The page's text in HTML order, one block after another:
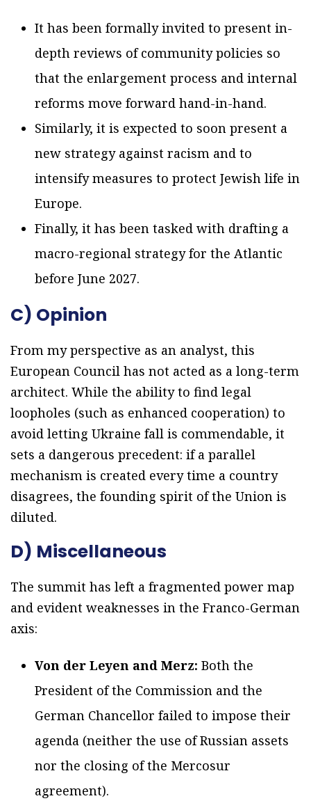
It has been formally invited to present in-
depth reviews of community policies so
that the enlargement process and internal
reforms move forward hand-in-hand.
Similarly, it is expected to soon present a
new strategy against racism and to
intensify measures to protect Jewish life in
Europe.
Finally, it has been tasked with drafting a
macro-regional strategy for the Atlantic
before June 2027.
C) Opinion
From my perspective as an analyst, this
European Council has not acted as a long-term
architect. While the ability to find legal
loopholes (such as enhanced cooperation) to
avoid letting Ukraine fall is commendable, it
sets a dangerous precedent: if a parallel
mechanism is created every time a country
disagrees, the founding spirit of the Union is
diluted.
D) Miscellaneous
The summit has left a fragmented power map
and evident weaknesses in the Franco-German
axis:
Von der Leyen and Merz: Both the
President of the Commission and the
German Chancellor failed to impose their
agenda (neither the use of Russian assets
nor the closing of the Mercosur
agreement).